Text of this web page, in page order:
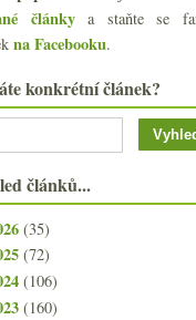
článkya staňte se
na Facebooku.
konkrétní článek?
článků...
(35)
(72)
(106)
(160)